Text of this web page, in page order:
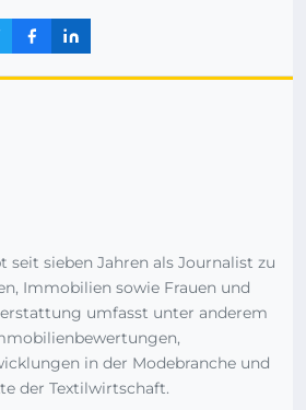
seit sieben Jahren als Journalist zu
Immobilien sowie Frauen und
umfasst unter anderem
in der Modebranche und
der Textilwirtschaft.